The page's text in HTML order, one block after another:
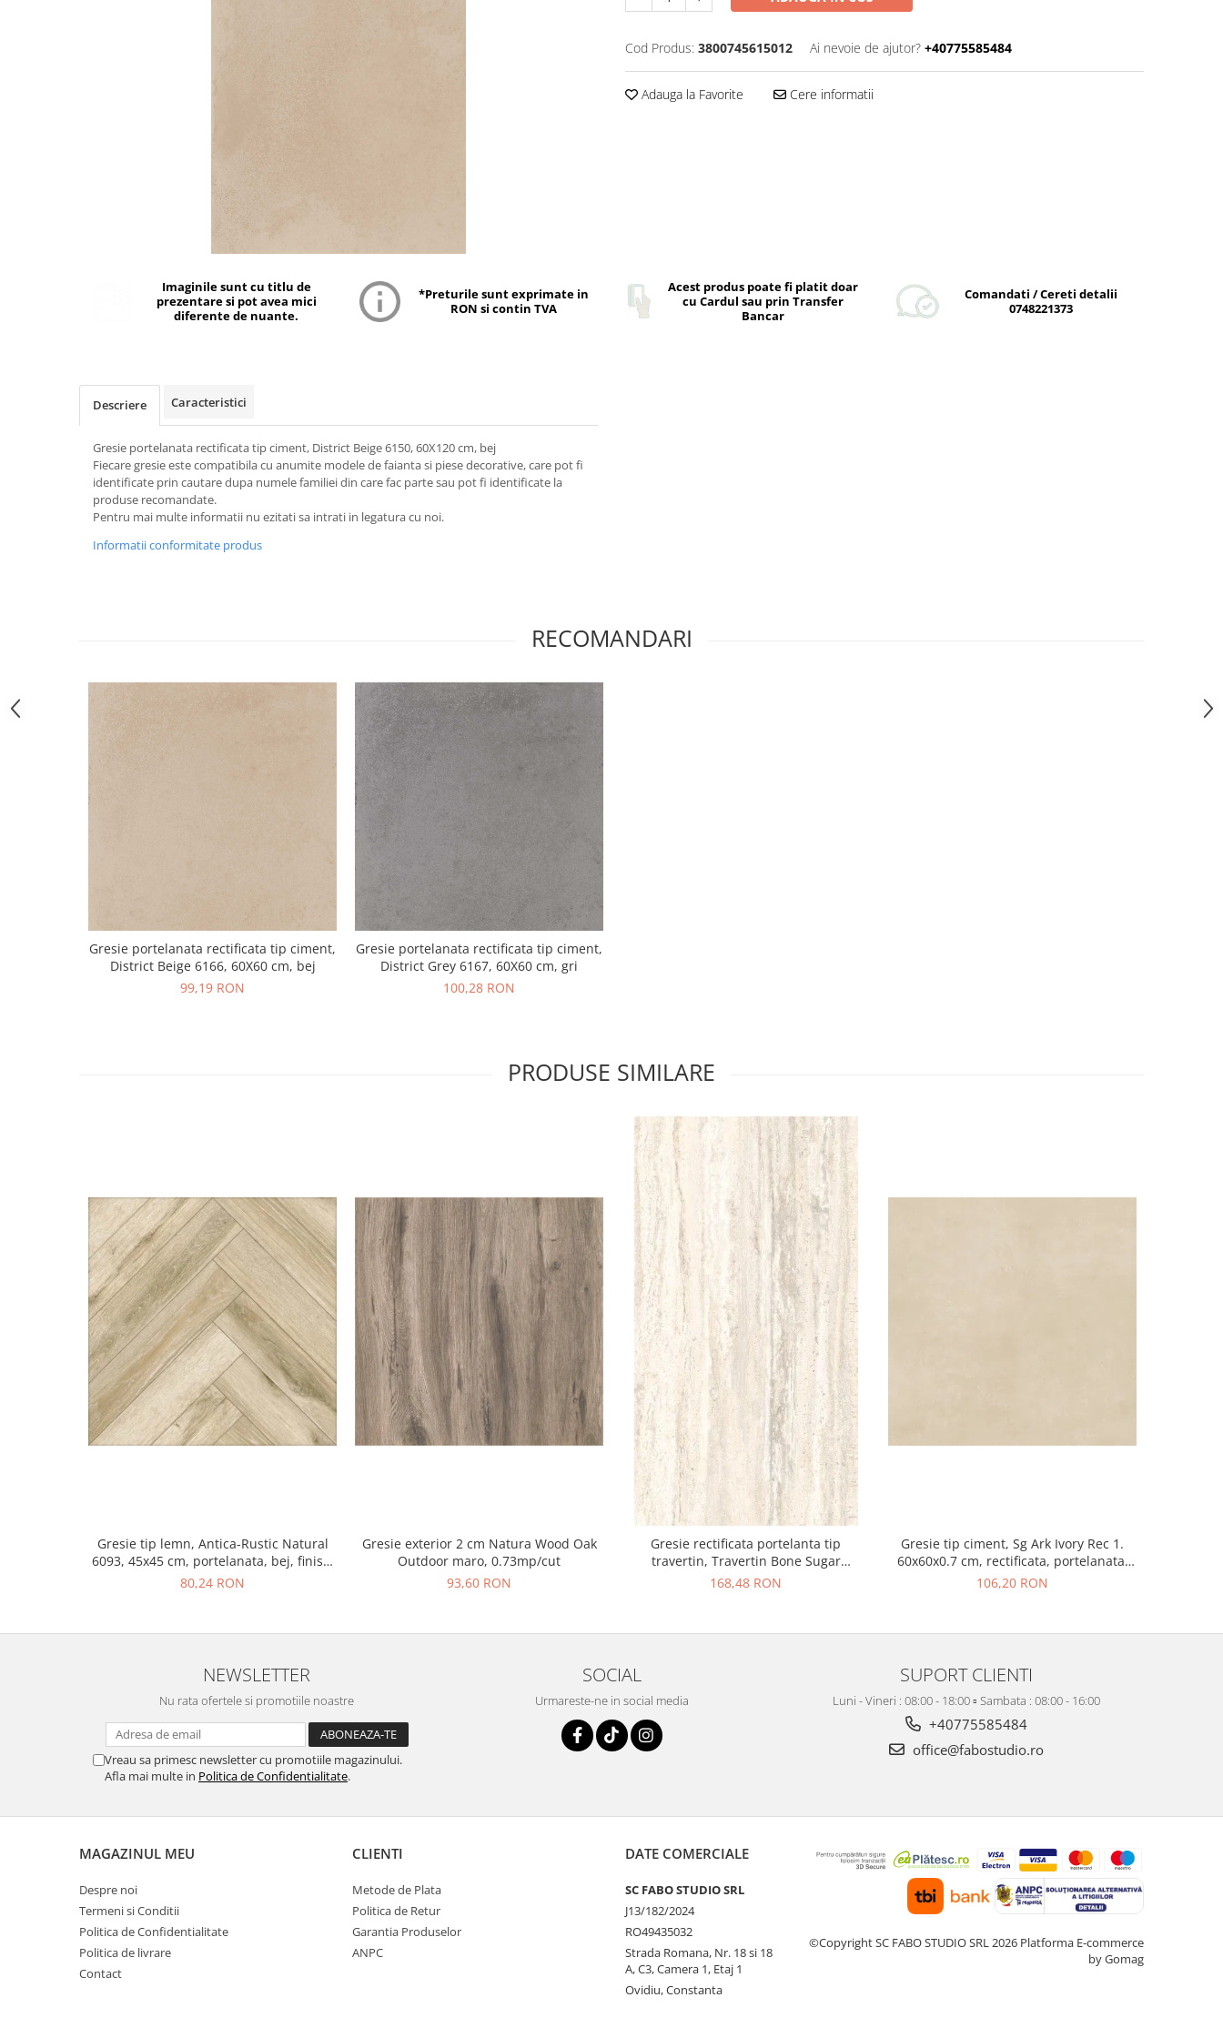
Cod Produs: 3800745615012 Ai nevoie de ajutor? +40775585484
Adauga la Favorite Cere informatii
Imaginile sunt cu titlu de
prezentare si pot avea mici
diferente de nuante.
*Preturile sunt exprimate in
RON si contin TVA
Acest produs poate fi platit doar
cu Cardul sau prin Transfer
Bancar
Comandati / Cereti detalii
0748221373
Descriere Caracteristici
Gresie portelanata rectificata tip ciment, District Beige 6150, 60X120 cm, bej
Fiecare gresie este compatibila cu anumite modele de faianta si piese decorative, care pot fi
identificate prin cautare dupa numele familiei din care fac parte sau pot fi identificate la
produse recomandate.
Pentru mai multe informatii nu ezitati sa intrati in legatura cu noi.
Informatii conformitate produs
RECOMANDARI
Gresie portelanata rectificata tip ciment,
District Beige 6166, 60X60 cm, bej
99,19 RON
Gresie portelanata rectificata tip ciment,
District Grey 6167, 60X60 cm, gri
100,28 RON
PRODUSE SIMILARE
Gresie tip lemn, Antica-Rustic Natural
6093, 45x45 cm, portelanata, bej, finisaj
mat
80,24 RON
Gresie exterior 2 cm Natura Wood Oak
Outdoor maro, 0.73mp/cut
93,60 RON
Gresie rectificata portelanta tip
travertin, Travertin Bone Sugar
25621011, 60x120 cm, bej, finisaj mat
168,48 RON
Gresie tip ciment, Sg Ark Ivory Rec 1.
60x60x0.7 cm, rectificata, portelanata,
bej, finisaj mat
106,20 RON
NEWSLETTER
Nu rata ofertele si promotiile noastre
Vreau sa primesc newsletter cu promotiile magazinului.
Afla mai multe in Politica de Confidentialitate.
SOCIAL
Urmareste-ne in social media
SUPORT CLIENTI
Luni - Vineri : 08:00 - 18:00 ▫️ Sambata : 08:00 - 16:00
+40775585484
office@fabostudio.ro
MAGAZINUL MEU
Despre noi
Termeni si Conditii
Politica de Confidentialitate
Politica de livrare
Contact
CLIENTI
Metode de Plata
Politica de Retur
Garantia Produselor
ANPC
DATE COMERCIALE
SC FABO STUDIO SRL
J13/182/2024
RO49435032
Strada Romana, Nr. 18 si 18
A, C3, Camera 1, Etaj 1
Ovidiu, Constanta
©Copyright SC FABO STUDIO SRL 2026 Platforma E-commerce
by Gomag